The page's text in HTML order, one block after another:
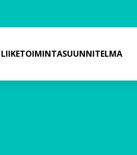
LIIKETOIMINTASUUNNITELMA